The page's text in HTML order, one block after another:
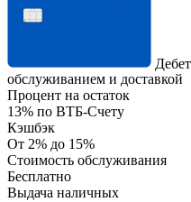
обслуживанием и доставкой
Процент на остаток
13% по ВТБ-Счету
Кэшбэк
От 2% до 15%
Стоимость обслуживания
Бесплатно
Выдача наличных